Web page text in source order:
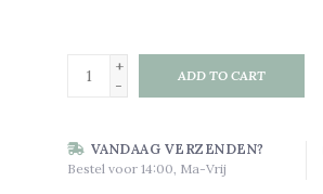
+
-
ADD TO CART
VANDAAG VERZENDEN?
Bestel voor 14:00, Ma-Vrij